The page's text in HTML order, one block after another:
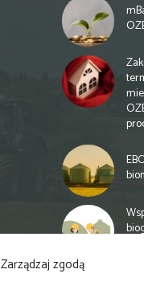
Zarządzaj zgodą